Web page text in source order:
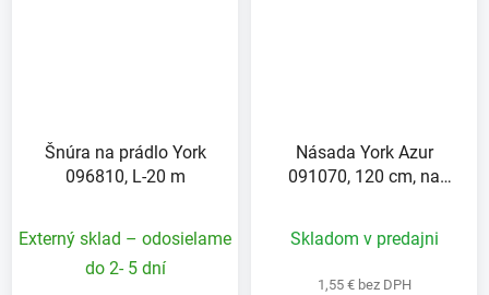
Šnúra na prádlo York
096810, L-20 m
Externý sklad – odosielame
do 2- 5 dní
Násada York Azur
091070, 120 cm, na
Skladom v predajni
1,55 € bez DPH